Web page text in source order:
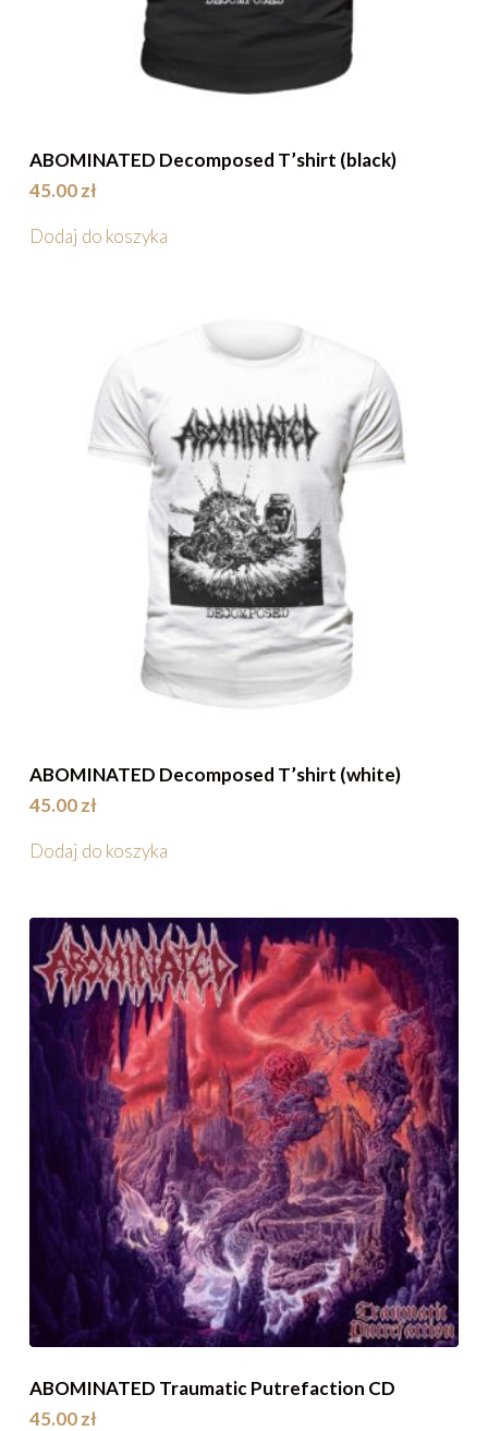
ABOMINATED Decomposed T’shirt (black)
45.00zł
Dodaj do koszyka
ABOMINATED Decomposed T’shirt (white)
45.00zł
Dodaj do koszyka
ABOMINATED Traumatic Putrefaction CD
45.00zł